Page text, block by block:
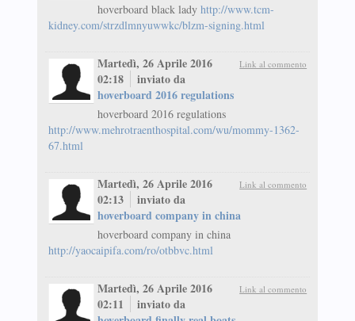
hoverboard black lady http://www.tcm-
kidney.com/strzdlmnyuwwkc/blzm-signing.html
Link al commento
Martedì, 26 Aprile 2016
02:18
inviato da
hoverboard 2016 regulations
hoverboard 2016 regulations
http://www.mehrotraenthospital.com/wu/mommy-1362-
67.html
Link al commento
Martedì, 26 Aprile 2016
02:13
inviato da
hoverboard company in china
hoverboard company in china
http://yaocaipifa.com/ro/otbbvc.html
Link al commento
Martedì, 26 Aprile 2016
02:11
inviato da